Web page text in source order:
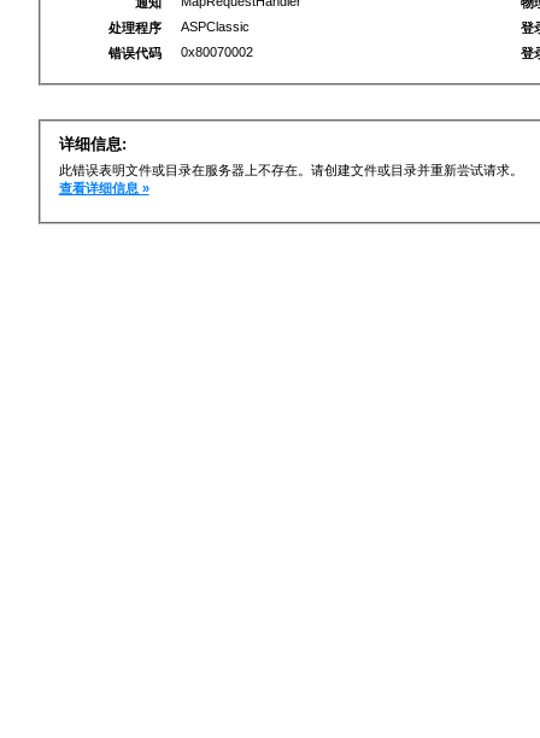
处理程序
ASPClassic
错误代码
0x80070002
登
登
详细信息:
此错误表明文件或目录在服务器上不存在。请创建文件或目录并重新尝试请求。
查看详细信息 »